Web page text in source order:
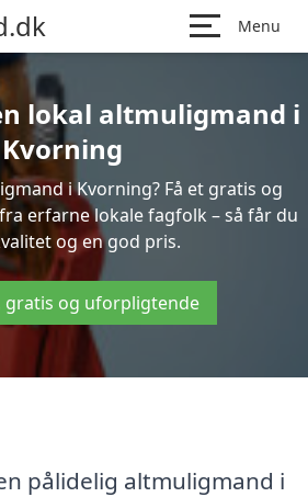
Menu
lokal altmuligmand i
Kvorning
i Kvorning? Få et gratis og
erfarne lokale fagfolk – så får du
og en god pris.
gratis og uforpligtende
pålidelig altmuligmand i